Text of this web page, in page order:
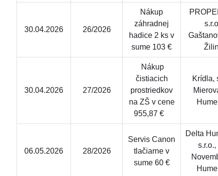
30.04.2026 26/2026
Nákup
záhradnej
hadice 2 ks v
sume 103 €
30.04.2026 27/2026
Nákup
čistiacich
prostriedkov
na ZŠ v cene
955,87 €
Krídla,
06.05.2026 28/2026
Servis Canon
tlačiarne v
sume 60 €
Delta
s.r.o.,